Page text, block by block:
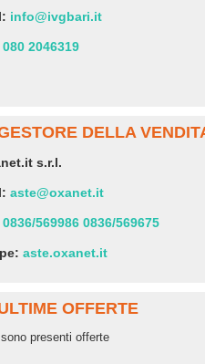
info@ivgbari.it
080 2046319
DELLA
s.r.l.
aste@oxanet.it
0836/569986 0836/569675
aste.oxanet.it
OFFERTE
sono presenti offerte